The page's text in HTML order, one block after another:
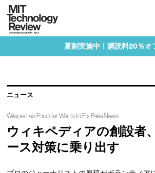
夏割実施中！購読料20％オ
ニュース
Wikipedia’s Founder Wants to Fix Fake News
ウィキペディアの創設者
ース対策に乗り出す